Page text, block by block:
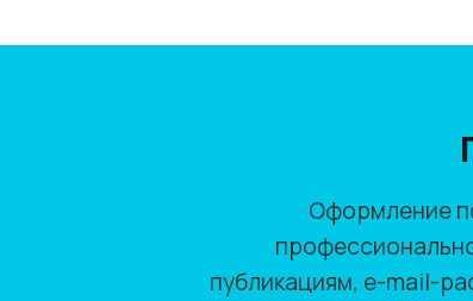
Оформление
публикациям, e-mail-